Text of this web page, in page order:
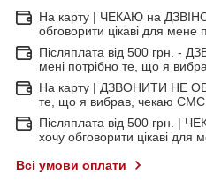
На карту | ЧЕКАЮ на
обговорити цікаві для мене
Післяплата від 500 грн.
мені потрібно те, що я
На карту | ДЗВОНИТИ НЕ
те, що я вибрав, чекаю СМС
Післяплата від 500 грн. |
хочу обговорити цікаві для
Всі умови оплати